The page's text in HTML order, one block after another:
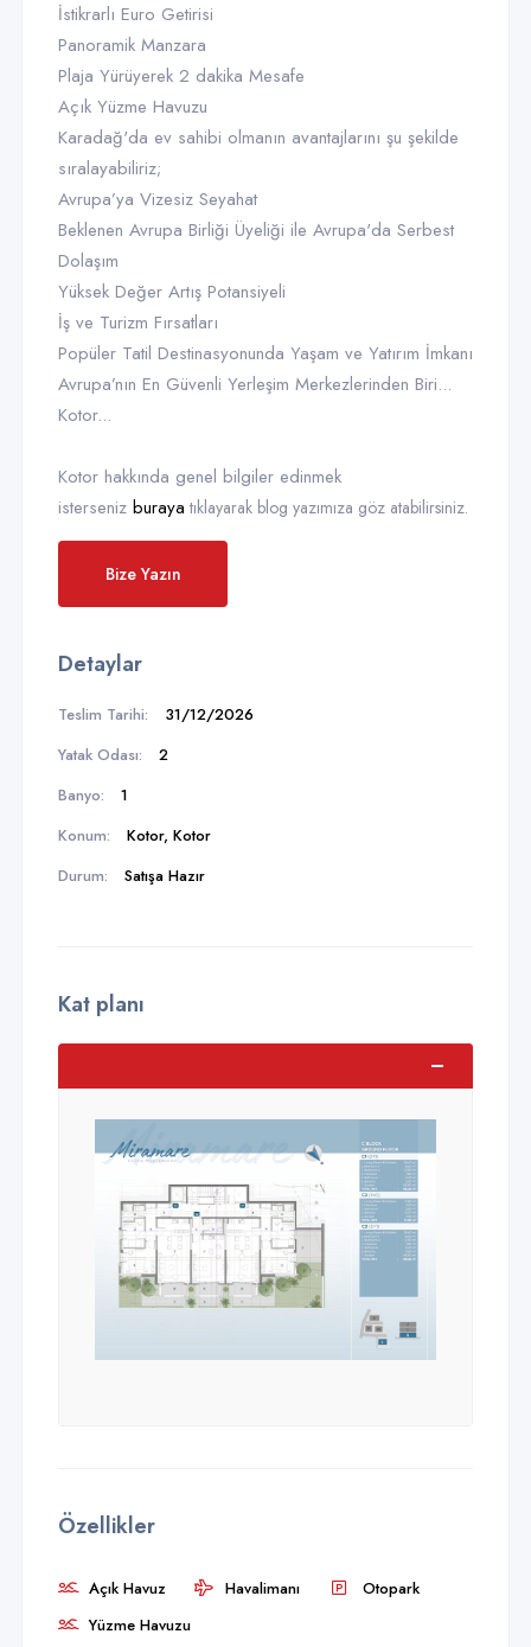
İstikrarlı Euro Getirisi
Panoramik Manzara
Plaja Yürüyerek 2 dakika Mesafe
Açık Yüzme Havuzu
Karadağ'da ev sahibi olmanın avantajlarını şu şekilde
sıralayabiliriz;
Avrupa’ya Vizesiz Seyahat
Beklenen Avrupa Birliği Üyeliği ile Avrupa'da Serbest
Dolaşım
Yüksek Değer Artış Potansiyeli
İş ve Turizm Fırsatları
Popüler Tatil Destinasyonunda Yaşam ve Yatırım İmkanı
Avrupa’nın En Güvenli Yerleşim Merkezlerinden Biri...
Kotor...
Kotor hakkında genel bilgiler edinmek
isterseniz buraya tıklayarak blog yazımıza göz atabilirsiniz.
Bize Yazın
Detaylar
Teslim Tarihi:
31/12/2026
Yatak Odası:
2
Banyo:
1
Konum:
Kotor, Kotor
Durum:
Satışa Hazır
Kat planı
Özellikler
Açık Havuz Havalimanı
Otopark
Yüzme Havuzu